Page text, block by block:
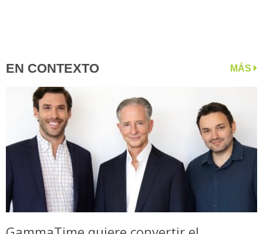
EN CONTEXTO MÁS